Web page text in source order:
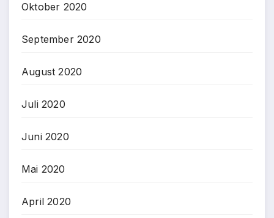
Oktober 2020
September 2020
August 2020
Juli 2020
Juni 2020
Mai 2020
April 2020